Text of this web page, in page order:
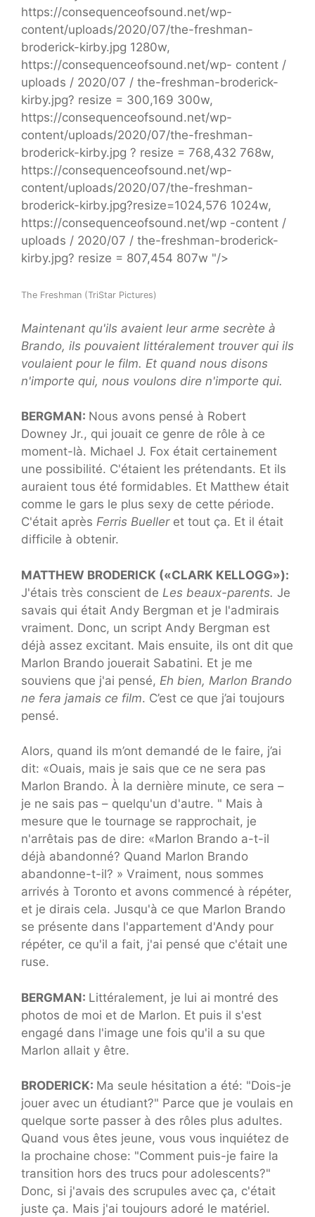
https://consequenceofsound.net/wp-
content/uploads/2020/07/the-freshman-
broderick-kirby.jpg 1280w,
https://consequenceofsound.net/wp- content /
uploads / 2020/07 / the-freshman-broderick-
kirby.jpg? resize = 300,169 300w,
https://consequenceofsound.net/wp-
content/uploads/2020/07/the-freshman-
broderick-kirby.jpg ? resize = 768,432 768w,
https://consequenceofsound.net/wp-
content/uploads/2020/07/the-freshman-
broderick-kirby.jpg?resize=1024,576 1024w,
https://consequenceofsound.net/wp -content /
uploads / 2020/07 / the-freshman-broderick-
kirby.jpg? resize = 807,454 807w "/>
The Freshman (TriStar Pictures)
Maintenant qu'ils avaient leur arme secrète à
Brando, ils pouvaient littéralement trouver qui ils
voulaient pour le film. Et quand nous disons
n'importe qui, nous voulons dire n'importe qui.
BERGMAN: Nous avons pensé à Robert
Downey Jr., qui jouait ce genre de rôle à ce
moment-là. Michael J. Fox était certainement
une possibilité. C'étaient les prétendants. Et ils
auraient tous été formidables. Et Matthew était
comme le gars le plus sexy de cette période.
C'était après Ferris Buelleret tout ça. Et il était
difficile à obtenir.
MATTHEW BRODERICK («CLARK KELLOGG»):
J'étais très conscient de Les beaux-parents. Je
savais qui était Andy Bergman et je l'admirais
vraiment. Donc, un script Andy Bergman est
déjà assez excitant. Mais ensuite, ils ont dit que
Marlon Brando jouerait Sabatini. Et je me
souviens que j'ai pensé, Eh bien, Marlon Brando
ne fera jamais ce film. C’est ce que j’ai toujours
pensé.
Alors, quand ils m’ont demandé de le faire, j’ai
dit: «Ouais, mais je sais que ce ne sera pas
Marlon Brando. À la dernière minute, ce sera –
je ne sais pas – quelqu'un d'autre. " Mais à
mesure que le tournage se rapprochait, je
n'arrêtais pas de dire: «Marlon Brando a-t-il
déjà abandonné? Quand Marlon Brando
abandonne-t-il? » Vraiment, nous sommes
arrivés à Toronto et avons commencé à répéter,
et je dirais cela. Jusqu'à ce que Marlon Brando
se présente dans l'appartement d'Andy pour
répéter, ce qu'il a fait, j'ai pensé que c'était une
ruse.
BERGMAN: Littéralement, je lui ai montré des
photos de moi et de Marlon. Et puis il s'est
engagé dans l'image une fois qu'il a su que
Marlon allait y être.
BRODERICK: Ma seule hésitation a été: "Dois-je
jouer avec un étudiant?" Parce que je voulais en
quelque sorte passer à des rôles plus adultes.
Quand vous êtes jeune, vous vous inquiétez de
la prochaine chose: "Comment puis-je faire la
transition hors des trucs pour adolescents?"
Donc, si j'avais des scrupules avec ça, c'était
juste ça. Mais j'ai toujours adoré le matériel.